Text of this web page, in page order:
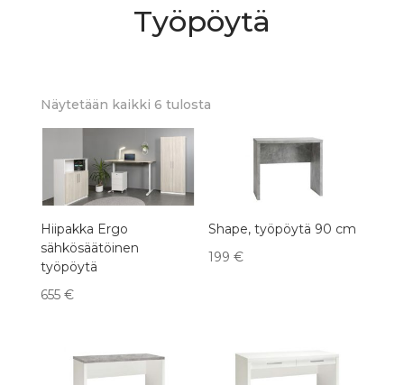
Työpöytä
Näytetään kaikki 6 tulostaSorted
Hiipakka Ergo
sähkösäätöinen
työpöytä
655 €
Shape, työpöytä 90 cm
199€